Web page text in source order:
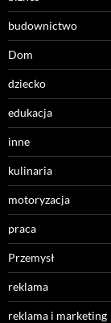
budownictwo
Dom
dziecko
edukacja
inne
kulinaria
motoryzacja
praca
Przemysł
reklama
reklama i marketing